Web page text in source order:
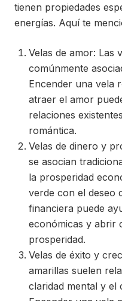
tienen propiedades
energías. Aquí te
Velas de amor: Las
comúnmente
Encender una vela
atraer el amor
relaciones
romántica.
Velas de dinero y
se asocian
la prosperidad
verde con el deseo
financiera puede
económicas y abrir
prosperidad.
Velas de éxito y
amarillas suelen
claridad mental y el